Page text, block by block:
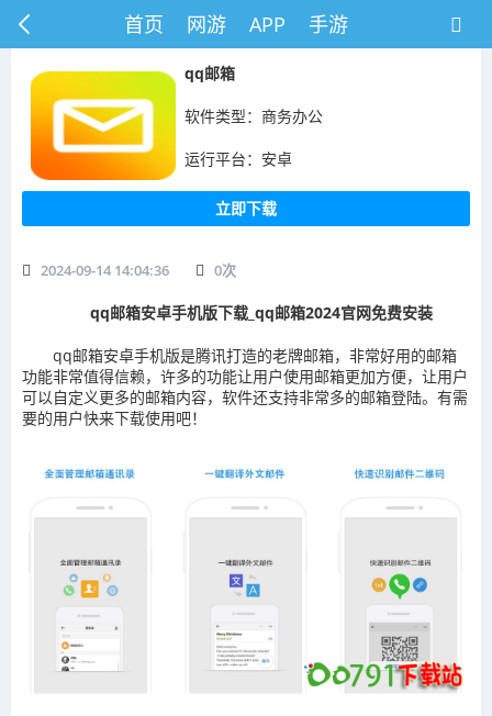
首页 网游 APP 手游
qq邮箱
软件类型：商务办公
运行平台：安卓
立即下载
2024-09-14 14:04:36 0次
qq邮箱安卓手机版下载_qq邮箱2024官网免费安装
qq邮箱安卓手机版是腾讯打造的老牌邮箱，非常好用的邮箱
功能非常值得信赖，许多的功能让用户使用邮箱更加方便，让用户
可以自定义更多的邮箱内容，软件还支持非常多的邮箱登陆。有需
要的用户快来下载使用吧！